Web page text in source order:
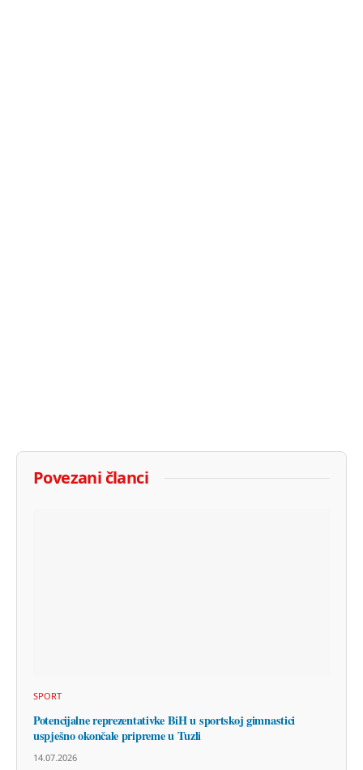
Povezani članci
SPORT
Potencijalne reprezentativke BiH u sportskoj gimnastici
uspješno okončale pripreme u Tuzli
14.07.2026